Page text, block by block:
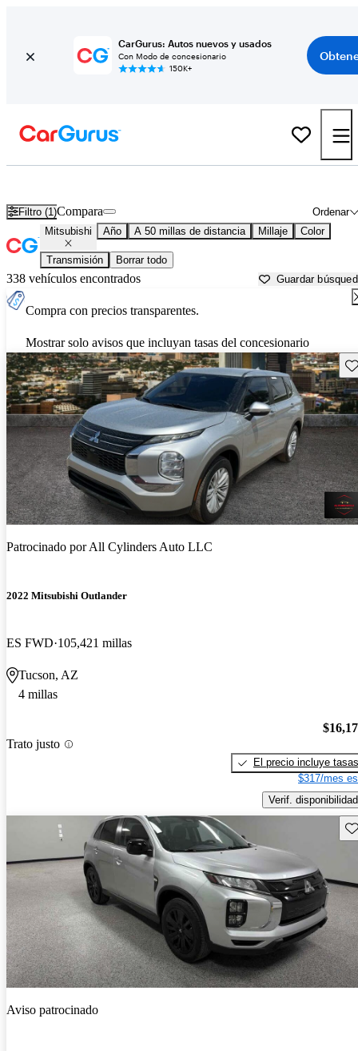
CarGurus: Autos nuevos y usados
Con Modo de concesionario
150K+
Filtro (1) Ordenar
Compara
Mitsubishi Año A 50 millas de distancia Millaje Color
Transmisión Borrar todo
338 vehículos encontrados Guardar
Compra con precios transparentes.
Mostrar solo avisos que incluyan tasas del concesionario
Patrocinado porAll Cylinders Auto LLC
2022 Mitsubishi Outlander
ES FWD 105,421 millas
Tucson, AZ
4 millas
Trato justo
El precio incluye tasas
$317/mes
Verif. disponibilidad
Aviso patrocinado